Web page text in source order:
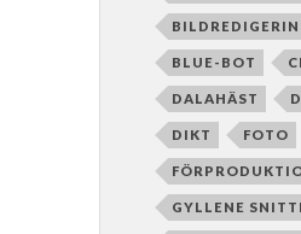
BLUE-BOT
DALAHÄST
DIKT FOTO
GYLLENE